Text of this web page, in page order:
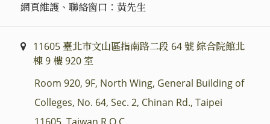
網頁維護、聯絡窗口：黃先生
11605 臺北市文山區指南路二段 64 號 綜合院館北
棟 9 樓 920 室
Room 920, 9F, North Wing, General Building of
Colleges, No. 64, Sec. 2, Chinan Rd., Taipei
11605, Taiwan R.O.C.